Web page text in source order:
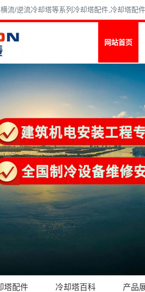
流/逆流冷却塔等系列冷却塔配件,冷却塔配
网站首页
塔配件 冷却塔百科 产品